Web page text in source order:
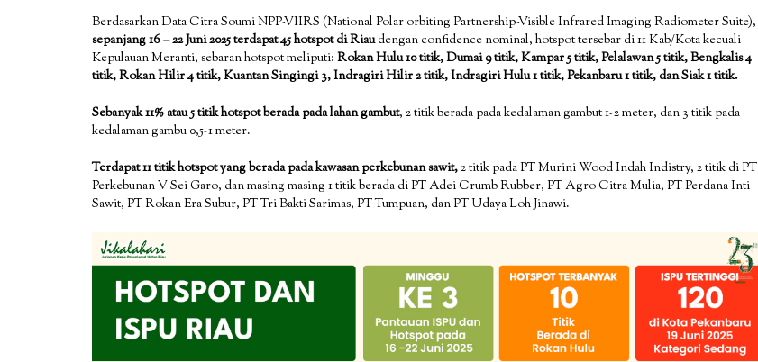
Berdasarkan Data Citra Soumi NPP-VIIRS (National Polar orbiting Partnership-Visible Infrared Imaging Radiometer Suite),
sepanjang 16 – 22 Juni 2025 terdapat 45 hotspot di Riaudengan confidence nominal, hotspot tersebar di 11 Kab/Kota kecuali
Kepulauan Meranti, sebaran hotspot meliputi: Rokan Hulu 10 titik, Dumai 9 titik, Kampar 5 titik, Pelalawan 5 titik, Bengkalis 4
titik, Rokan Hilir 4 titik, Kuantan Singingi 3, Indragiri Hilir 2 titik, Indragiri Hulu 1 titik, Pekanbaru 1 titik, dan Siak 1 titik.
Sebanyak 11% atau 5 titik hotspot berada pada lahan gambut, 2 titik berada pada kedalaman gambut 1-2 meter, dan 3 titik pada
kedalaman gambu 0,5-1 meter.
Terdapat 11 titik hotspot yang berada pada kawasan perkebunan sawit,2 titik pada PT Murini Wood Indah Indistry, 2 titik di PT
Perkebunan V Sei Garo, dan masing masing 1 titik berada di PT Adei Crumb Rubber, PT Agro Citra Mulia, PT Perdana Inti
Sawit, PT Rokan Era Subur, PT Tri Bakti Sarimas, PT Tumpuan, dan PT Udaya Loh Jinawi.